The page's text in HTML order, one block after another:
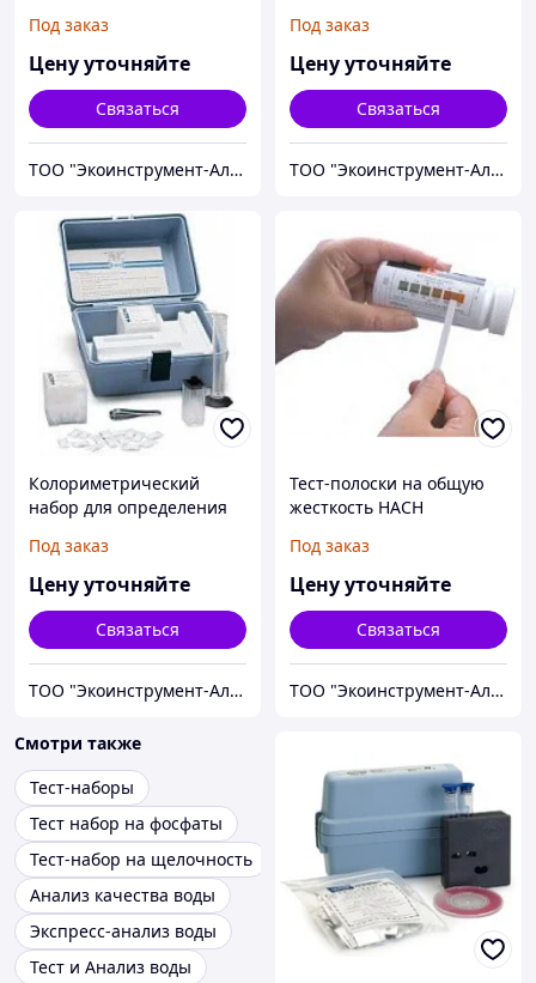
Под заказ
Цену уточняйте
Связаться
ТОО "Экоинструмент-Алматы"
Под заказ
Цену уточняйте
Связаться
ТОО "Экоинструмент-Алматы"
Колориметрический
набор для определения
Под заказ
Цену уточняйте
Связаться
ТОО "Экоинструмент-Алматы"
Тест-полоски на общую
жесткость HACH
Под заказ
Цену уточняйте
Связаться
ТОО "Экоинструмент-Алматы"
Смотри также
Тест-наборы
Тест набор на фосфаты
Тест-набор на щелочность
Анализ качества воды
Экспресс-анализ воды
Тест и Анализ воды